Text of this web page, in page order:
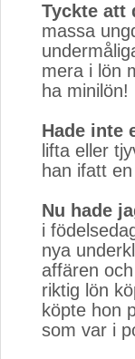
Tyckte att
massa
mera i lön
ha
Hade inte
lifta eller
han ifatt
Nu hade
i
nya
affären
riktig lön
köpte hon
som var i